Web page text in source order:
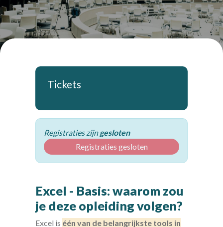
Tickets
Registraties zijngesloten
Registraties gesloten
Excel - Basis: waarom zou
je deze opleiding volgen?
Excel is één van de belangrijkste tools in